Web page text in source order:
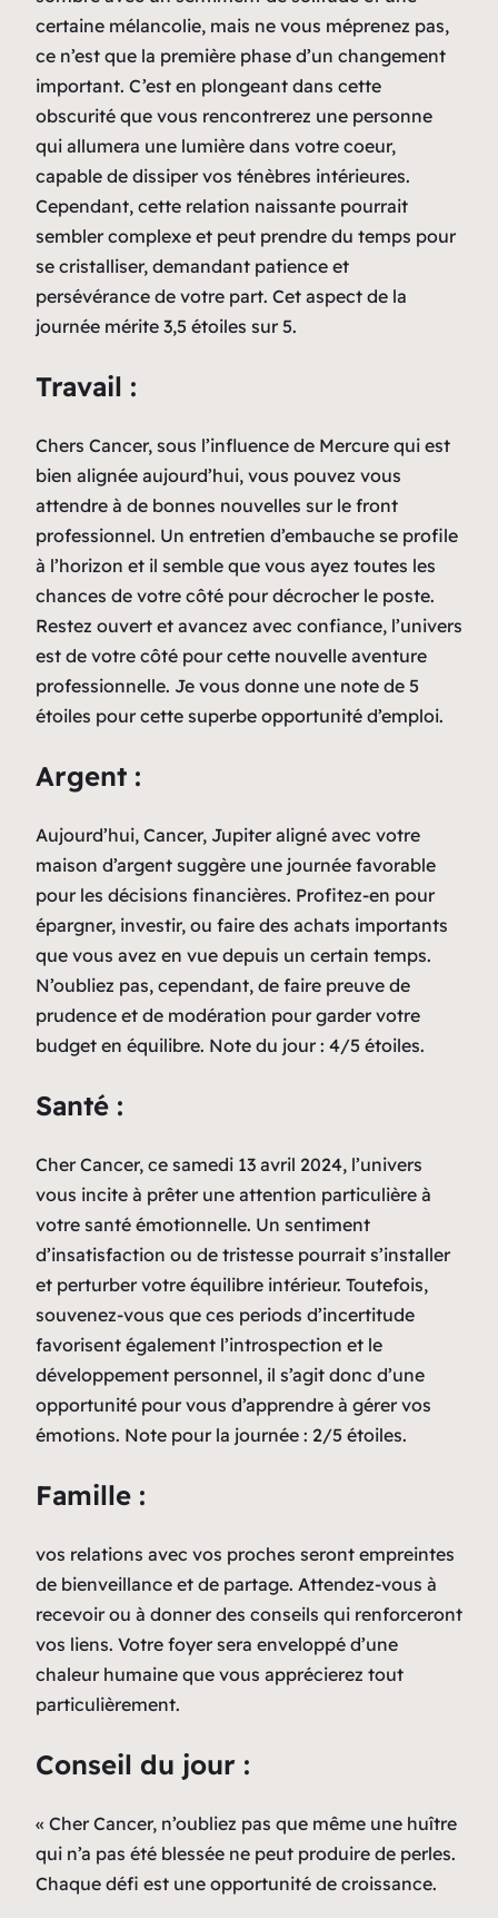
certaine mélancolie, mais ne vous méprenez pas,
ce n’est que la première phase d’un changement
important. C’est en plongeant dans cette
obscurité que vous rencontrerez une personne
qui allumera une lumière dans votre coeur,
capable de dissiper vos ténèbres intérieures.
Cependant, cette relation naissante pourrait
sembler complexe et peut prendre du temps pour
se cristalliser, demandant patience et
persévérance de votre part. Cet aspect de la
journée mérite 3,5 étoiles sur 5.
Travail :
Chers Cancer, sous l’influence de Mercure qui est
bien alignée aujourd’hui, vous pouvez vous
attendre à de bonnes nouvelles sur le front
professionnel. Un entretien d’embauche se profile
à l’horizon et il semble que vous ayez toutes les
chances de votre côté pour décrocher le poste.
Restez ouvert et avancez avec confiance, l’univers
est de votre côté pour cette nouvelle aventure
professionnelle. Je vous donne une note de 5
étoiles pour cette superbe opportunité d’emploi.
Argent :
Aujourd’hui, Cancer, Jupiter aligné avec votre
maison d’argent suggère une journée favorable
pour les décisions financières. Profitez-en pour
épargner, investir, ou faire des achats importants
que vous avez en vue depuis un certain temps.
N’oubliez pas, cependant, de faire preuve de
prudence et de modération pour garder votre
budget en équilibre. Note du jour : 4/5 étoiles.
Santé :
Cher Cancer, ce samedi 13 avril 2024, l’univers
vous incite à prêter une attention particulière à
votre santé émotionnelle. Un sentiment
d’insatisfaction ou de tristesse pourrait s’installer
et perturber votre équilibre intérieur. Toutefois,
souvenez-vous que ces periods d’incertitude
favorisent également l’introspection et le
développement personnel, il s’agit donc d’une
opportunité pour vous d’apprendre à gérer vos
émotions. Note pour la journée : 2/5 étoiles.
Famille :
vos relations avec vos proches seront empreintes
de bienveillance et de partage. Attendez-vous à
recevoir ou à donner des conseils qui renforceront
vos liens. Votre foyer sera enveloppé d’une
chaleur humaine que vous apprécierez tout
particulièrement.
Conseil du jour :
« Cher Cancer, n’oubliez pas que même une huître
qui n’a pas été blessée ne peut produire de perles.
Chaque défi est une opportunité de croissance.